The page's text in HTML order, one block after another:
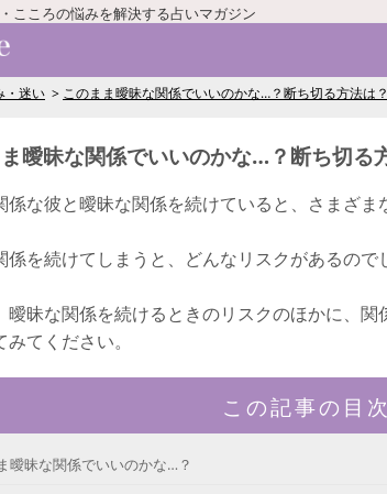
こころの悩みを解決する占いマガジン
・迷い このまま曖昧な関係でいいのかな…？断ち切る方法は？
曖昧な関係でいいのかな…？断ち切る
係な彼と曖昧な関係を続けていると、さまざま
係を続けてしまうと、どんなリスクがあるので
曖昧な関係を続けるときのリスクのほかに、
てください。
この記事の目次
曖昧な関係でいいのかな…？